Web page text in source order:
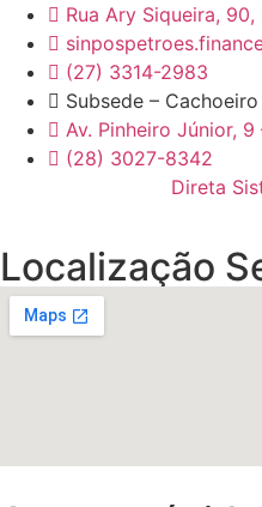
Rua Ary Siqueira,
(27) 3314-2983
Subsede –
Av. Pinheiro Júnior,
(28) 3027-8342
Direta
Localização